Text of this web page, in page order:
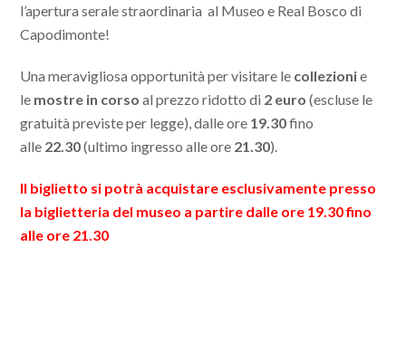
l’apertura serale straordinaria al Museo e Real Bosco di
Capodimonte!
Una meravigliosa opportunità per visitare le collezionie
le mostre in corso al prezzo ridotto di 2 euro (escluse le
gratuità previste per legge), dalle ore 19.30fino
alle 22.30(ultimo ingresso alle ore 21.30).
Il biglietto si potrà acquistare esclusivamente presso
la biglietteria del museo a partire dalle ore 19.30 fino
alle ore 21.30